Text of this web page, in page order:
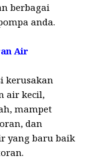
berbagai
anda.
Air
kerusakan
air kecil,
mampet
dan
yang baru baik